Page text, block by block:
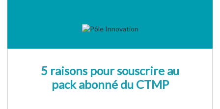
5 raisons pour souscrire au
pack abonné du CTMP